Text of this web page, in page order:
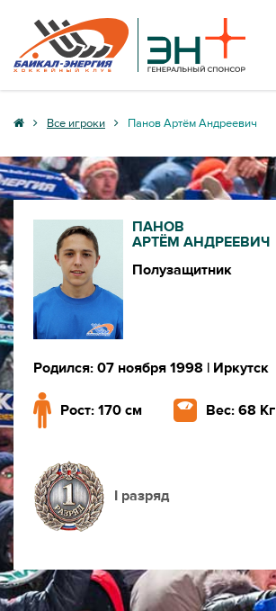
Клуб
Команда
Болельщику
Все игроки Панов Артём Андреевич
ПАНОВ
АРТЁМ АНДРЕЕВИЧ
Полузащитник
Родился: 07 ноября 1998 | Иркутск
Рост: 170 см Вес: 68 Кг
I разряд